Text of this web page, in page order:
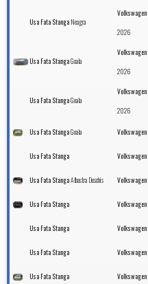
Usa Fata Stanga Neagra
Volkswagen
2026
Usa Fata StangaGoala
Volkswagen
2026
Usa Fata StangaGoala
Volkswagen
2026
Usa Fata StangaGoala Volkswagen
Usa Fata Stanga Volkswagen
Usa Fata StangaAlbastra Deschis Volkswagen
Usa Fata Stanga Volkswagen
Usa Fata Stanga Volkswagen
Usa Fata Stanga Volkswagen
Usa Fata Stanga Volkswagen